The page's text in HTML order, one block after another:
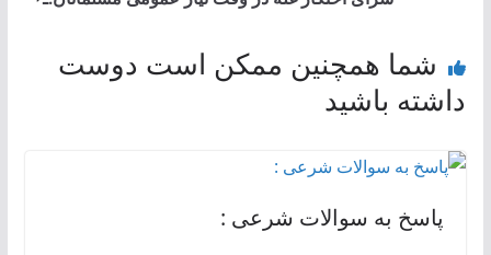
شما همچنین ممکن است دوست
داشته باشید
پاسخ به سوالات شرعی :